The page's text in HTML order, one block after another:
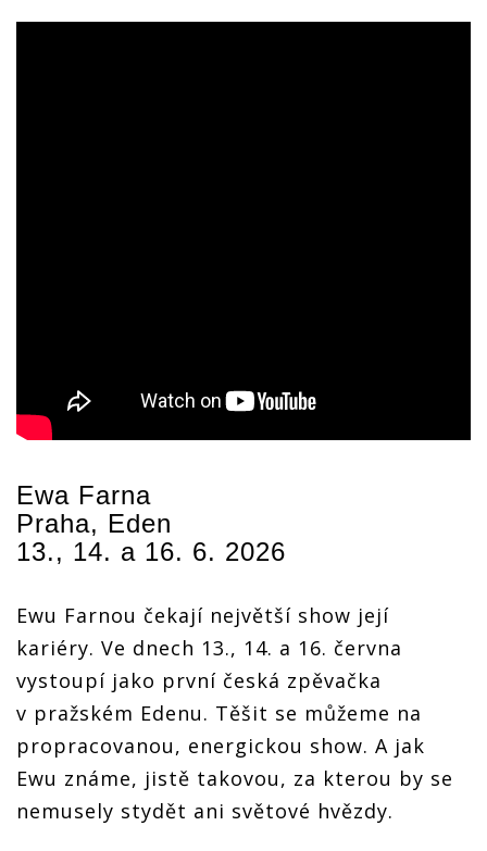
Ewa Farna
Praha, Eden
13., 14. a 16. 6. 2026
Ewu Farnou čekají největší show její
kariéry. Ve dnech 13., 14. a 16. června
vystoupí jako první česká zpěvačka
v pražském Edenu. Těšit se můžeme na
propracovanou, energickou show. A jak
Ewu známe, jistě takovou, za kterou by se
nemusely stydět ani světové hvězdy.